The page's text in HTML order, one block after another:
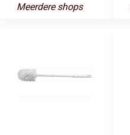
Meerdere shops